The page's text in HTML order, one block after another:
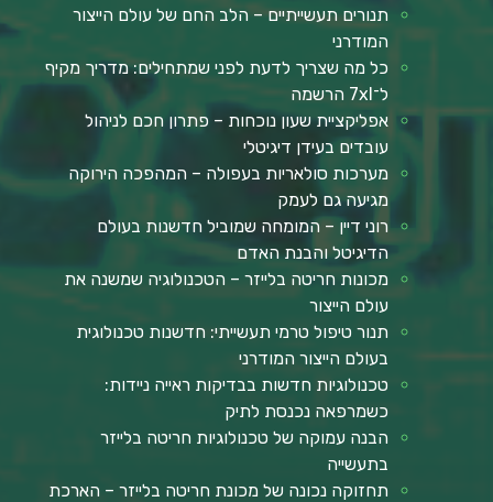
תנורים תעשייתיים – הלב החם של עולם הייצור
המודרני
כל מה שצריך לדעת לפני שמתחילים: מדריך מקיף
ל־7xl הרשמה
אפליקציית שעון נוכחות – פתרון חכם לניהול
עובדים בעידן דיגיטלי
מערכות סולאריות בעפולה – המהפכה הירוקה
מגיעה גם לעמק
רוני דיין – המומחה שמוביל חדשנות בעולם
הדיגיטל והבנת האדם
מכונות חריטה בלייזר – הטכנולוגיה שמשנה את
עולם הייצור
תנור טיפול טרמי תעשייתי: חדשנות טכנולוגית
בעולם הייצור המודרני
טכנולוגיות חדשות בבדיקות ראייה ניידות:
כשמרפאה נכנסת לתיק
הבנה עמוקה של טכנולוגיות חריטה בלייזר
בתעשייה
תחזוקה נכונה של מכונת חריטה בלייזר – הארכת